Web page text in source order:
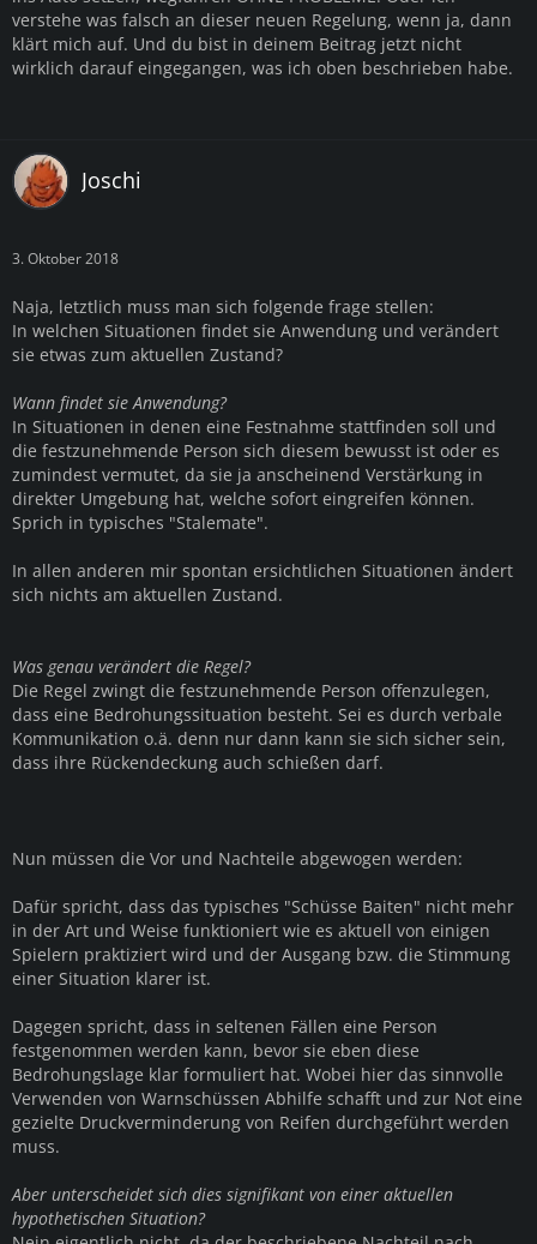
verstehe was falsch an dieser neuen Regelung, wenn ja, dann
klärt mich auf. Und du bist in deinem Beitrag jetzt nicht
wirklich darauf eingegangen, was ich oben beschrieben habe.
Joschi
3. Oktober 2018
Naja, letztlich muss man sich folgende frage stellen:
In welchen Situationen findet sie Anwendung und verändert
sie etwas zum aktuellen Zustand?
Wann findet sie Anwendung?
In Situationen in denen eine Festnahme stattfinden soll und
die festzunehmende Person sich diesem bewusst ist oder es
zumindest vermutet, da sie ja anscheinend Verstärkung in
direkter Umgebung hat, welche sofort eingreifen können.
Sprich in typisches "Stalemate".
In allen anderen mir spontan ersichtlichen Situationen ändert
sich nichts am aktuellen Zustand.
Was genau verändert die Regel?
Die Regel zwingt die festzunehmende Person offenzulegen,
dass eine Bedrohungssituation besteht. Sei es durch verbale
Kommunikation o.ä. denn nur dann kann sie sich sicher sein,
dass ihre Rückendeckung auch schießen darf.
Nun müssen die Vor und Nachteile abgewogen werden:
Dafür spricht, dass das typisches "Schüsse Baiten" nicht mehr
in der Art und Weise funktioniert wie es aktuell von einigen
Spielern praktiziert wird und der Ausgang bzw. die Stimmung
einer Situation klarer ist.
Dagegen spricht, dass in seltenen Fällen eine Person
festgenommen werden kann, bevor sie eben diese
Bedrohungslage klar formuliert hat. Wobei hier das sinnvolle
Verwenden von Warnschüssen Abhilfe schafft und zur Not eine
gezielte Druckverminderung von Reifen durchgeführt werden
muss.
Aber unterscheidet sich dies signifikant von einer aktuellen
hypothetischen Situation?